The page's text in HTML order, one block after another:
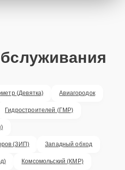
(Девятка) Авиагородок
Гидростроителей (ГМР)
(ЗИП) Западный обход
Комсомольский (КМР)